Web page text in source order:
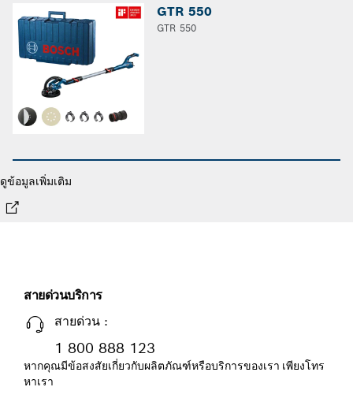
GTR 550
GTR 550
ดูข้อมูลเพิ่มเติม
สายด่วนบริการ
สายด่วน :
1 800 888 123
หากคุณมีข้อสงสัยเกี่ยวกับผลิตภัณฑ์หรือบริการของเรา เพียงโทร
หาเรา